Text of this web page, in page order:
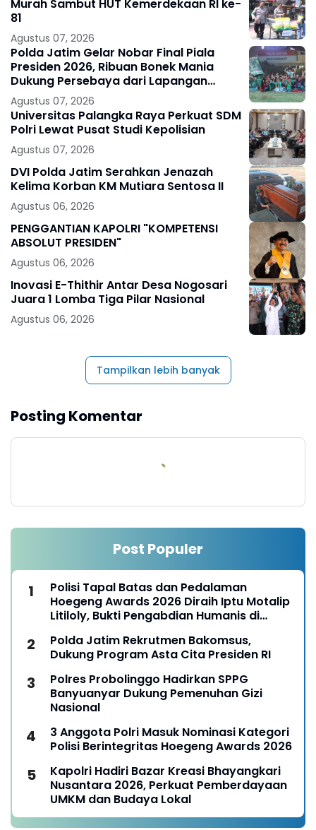
Murah Sambut HUT Kemerdekaan RI ke-
81
Agustus 07, 2026
Polda Jatim Gelar Nobar Final Piala
Presiden 2026, Ribuan Bonek Mania
Dukung Persebaya dari Lapangan
Mapolda
Agustus 07, 2026
Universitas Palangka Raya Perkuat SDM
Polri Lewat Pusat Studi Kepolisian
Agustus 07, 2026
DVI Polda Jatim Serahkan Jenazah
Kelima Korban KM Mutiara Sentosa II
Agustus 06, 2026
PENGGANTIAN KAPOLRI "KOMPETENSI
ABSOLUT PRESIDEN"
Agustus 06, 2026
Inovasi E-Thithir Antar Desa Nogosari
Juara 1 Lomba Tiga Pilar Nasional
Agustus 06, 2026
Tampilkan lebih banyak
Posting Komentar
Post Populer
Polisi Tapal Batas dan Pedalaman
Hoegeng Awards 2026 Diraih Iptu Motalip
Litiloly, Bukti Pengabdian Humanis di
Polda Jatim Rekrutmen Bakomsus,
Dukung Program Asta Cita Presiden RI
Polres Probolinggo Hadirkan SPPG
Banyuanyar Dukung Pemenuhan Gizi
Nasional
3 Anggota Polri Masuk Nominasi Kategori
Polisi Berintegritas Hoegeng Awards 2026
Kapolri Hadiri Bazar Kreasi Bhayangkari
Nusantara 2026, Perkuat Pemberdayaan
UMKM dan Budaya Lokal